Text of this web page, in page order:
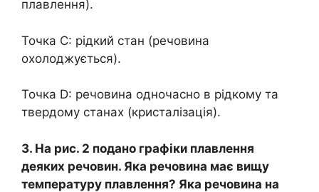
плавлення).
Точка C: рідкий стан (речовина
охолоджується).
Точка D: речовина одночасно в рідкому та
твердому станах (кристалізація).
3. На рис. 2 подано графіки плавлення
деяких речовин. Яка речовина має вищу
температуру плавлення? Яка речовина на